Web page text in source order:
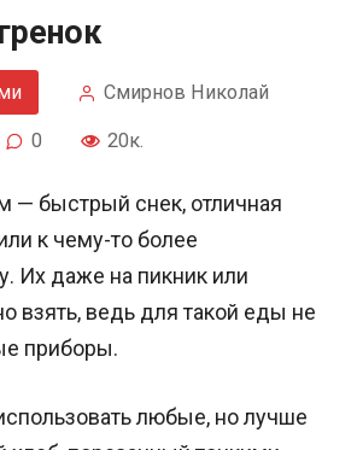
Смирнов Николай
0 20к.
— быстрый снек, отличная
к чему-то более
Их даже на пикник или
ведь для такой еды не
приборы.
любые, но лучше